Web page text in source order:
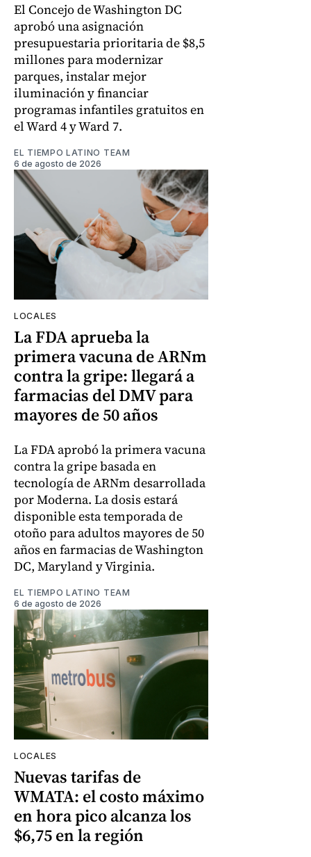
El Concejo de Washington DC
aprobó una asignación
presupuestaria prioritaria de $8,5
millones para modernizar
parques, instalar mejor
iluminación y financiar
programas infantiles gratuitos en
el Ward 4 y Ward 7.
EL TIEMPO LATINO TEAM
6 de agosto de 2026
LOCALES
La FDA aprueba la
primera vacuna de ARNm
contra la gripe: llegará a
farmacias del DMV para
mayores de 50 años
La FDA aprobó la primera vacuna
contra la gripe basada en
tecnología de ARNm desarrollada
por Moderna. La dosis estará
disponible esta temporada de
otoño para adultos mayores de 50
años en farmacias de Washington
DC, Maryland y Virginia.
EL TIEMPO LATINO TEAM
6 de agosto de 2026
LOCALES
Nuevas tarifas de
WMATA: el costo máximo
en hora pico alcanza los
$6,75 en la región